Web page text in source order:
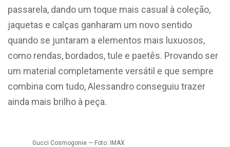
passarela, dando um toque mais casual à coleção,
jaquetas e calças ganharam um novo sentido
quando se juntaram a elementos mais luxuosos,
como rendas, bordados, tule e paetês. Provando ser
um material completamente versátil e que sempre
combina com tudo, Alessandro conseguiu trazer
ainda mais brilho à peça.
Gucci Cosmogonie — Foto: IMAX